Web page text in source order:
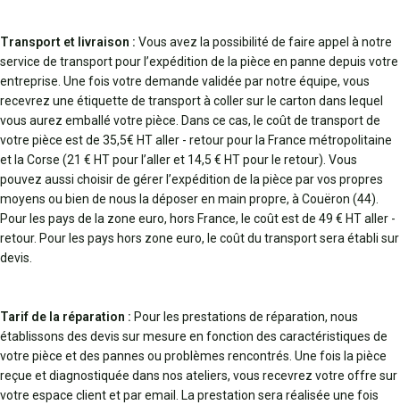
Transport et livraison : Vous avez la possibilité de faire appel à notre
service de transport pour l’expédition de la pièce en panne depuis votre
entreprise. Une fois votre demande validée par notre équipe, vous
recevrez une étiquette de transport à coller sur le carton dans lequel
vous aurez emballé votre pièce. Dans ce cas, le coût de transport de
votre pièce est de 35,5€ HT aller - retour pour la France métropolitaine
et la Corse (21 € HT pour l’aller et 14,5 € HT pour le retour). Vous
pouvez aussi choisir de gérer l’expédition de la pièce par vos propres
moyens ou bien de nous la déposer en main propre, à Couëron (44).
Pour les pays de la zone euro, hors France, le coût est de 49 € HT aller -
retour. Pour les pays hors zone euro, le coût du transport sera établi sur
devis.
Tarif de la réparation : Pour les prestations de réparation, nous
établissons des devis sur mesure en fonction des caractéristiques de
votre pièce et des pannes ou problèmes rencontrés. Une fois la pièce
reçue et diagnostiquée dans nos ateliers, vous recevrez votre offre sur
votre espace client et par email. La prestation sera réalisée une fois